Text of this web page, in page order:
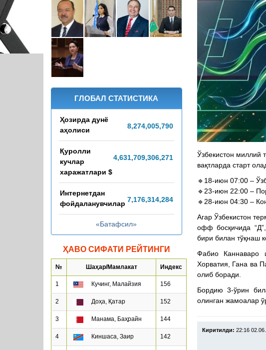
ГЛОБАЛ СТАТИСТИКА
8,274,005,793
Ҳозирда дунё
аҳолиси
4,631,709,361,328
Қуролли
кучлар
харажатлари $
7,176,314,298
Интернетдан
фойдаланувчилар
«Батафсил»
ҲАВО СИФАТИ РЕЙТИНГИ
№ Шаҳар/Мамлакат Индекс
1 Кучинг, Малайзия 156
2 Доҳа, Қатар 152
3 Манама, Баҳрайн 144
4 Киншаса, Заир 142
Ўзбекистон миллий
вақтларда старт
🔹18-июн 07:00 –
🔹23-июн 22:00 –
🔹28-июн 04:30 –
Агар Ўзбекистон
офф босқичида
бири билан тўқнаш
Фабио Каннаваро
Хорватия, Гана ва
олиб боради.
Бордию 3-ўрин
олинган жамоалар
Киритилди: 22:16